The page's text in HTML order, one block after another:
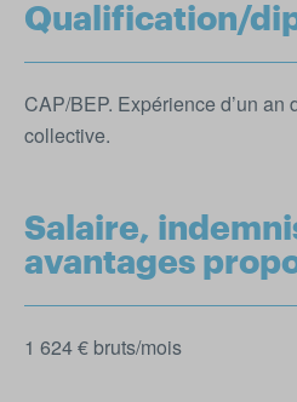
Qualification/
CAP/BEP. Expérience d’un an
collective.
Salaire,
avantages
1 624 € bruts/mois